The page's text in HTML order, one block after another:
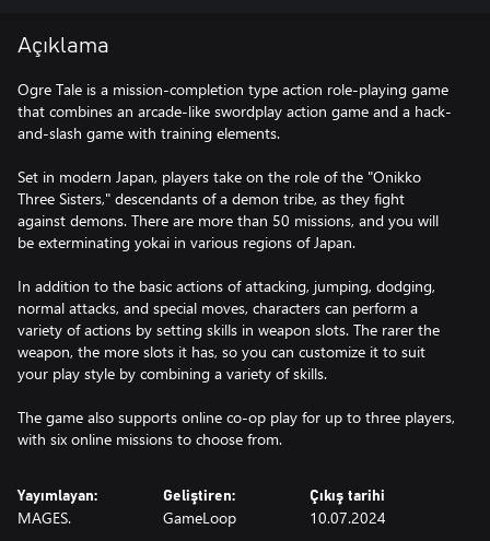
Açıklama
Ogre Tale is a mission-completion type action role-playing game
that combines an arcade-like swordplay action game and a hack-
and-slash game with training elements.
Set in modern Japan, players take on the role of the "Onikko
Three Sisters," descendants of a demon tribe, as they fight
against demons. There are more than 50 missions, and you will
be exterminating yokai in various regions of Japan.
In addition to the basic actions of attacking, jumping, dodging,
normal attacks, and special moves, characters can perform a
variety of actions by setting skills in weapon slots. The rarer the
weapon, the more slots it has, so you can customize it to suit
your play style by combining a variety of skills.
The game also supports online co-op play for up to three players,
with six online missions to choose from.
Yayımlayan:
MAGES.
Geliştiren:
GameLoop
Çıkış tarihi
10.07.2024